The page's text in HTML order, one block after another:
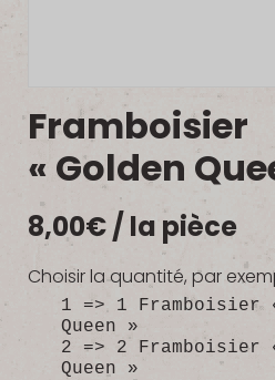
Framboisier
« Golden
8,00€/ la pièce
Choisir la quantité, par
1 => 1 Framboisier
Queen »
2 => 2 Framboisier
Queen »